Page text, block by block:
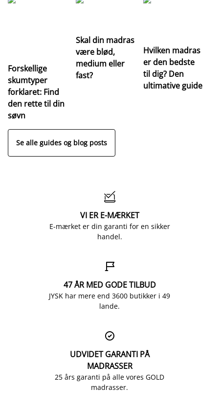
Forskellige
skumtyper
forklaret: Find
den rette til din
søvn
Skal din madras
være blød,
medium eller
fast?
Hvilken madras
er den bedste
til dig? Den
ultimative guide
Se alle guides og blog posts

VI ER E-MÆRKET
E-mærket er din garanti for en sikker
handel.

47 ÅR MED GODE TILBUD
JYSK har mere end 3600 butikker i 49
lande.

UDVIDET GARANTI PÅ
MADRASSER
25 års garanti på alle vores GOLD
madrasser.